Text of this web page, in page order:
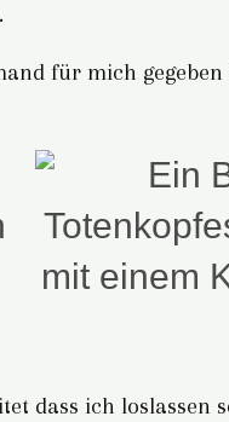
für mich gegeben
dass ich loslassen